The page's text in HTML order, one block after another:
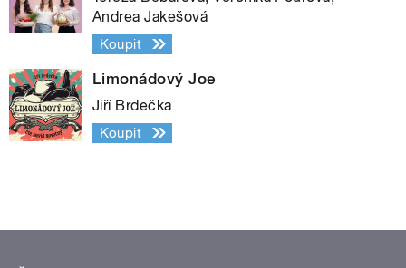
Andrea Jakešová
Koupit
Limonádový Joe
Jiří Brdečka
Koupit